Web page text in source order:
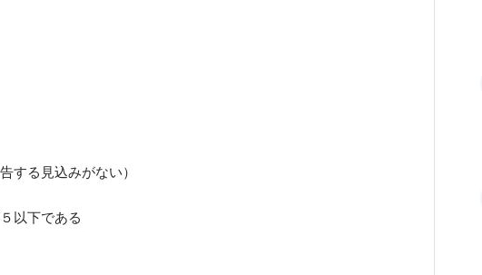
する見込みがない）
以下である